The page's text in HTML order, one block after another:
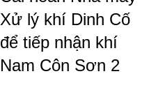
Xử lý khí Dinh Cố
để tiếp nhận khí
Nam Côn Sơn 2